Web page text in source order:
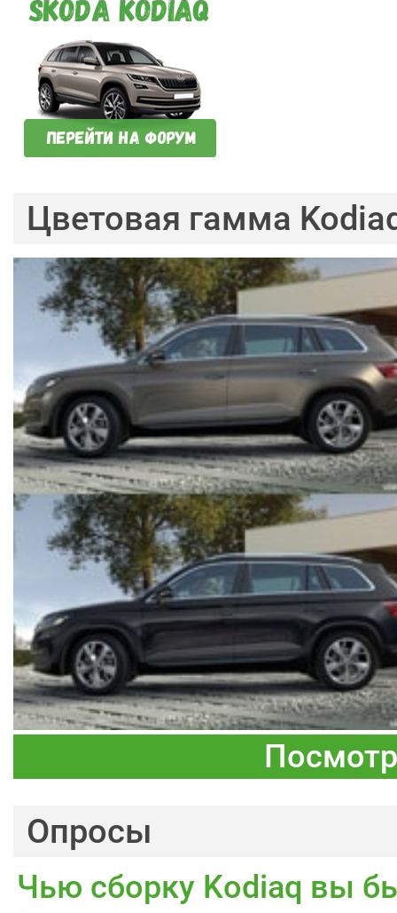
Цветовая гамма
Опросы
Чью сборку Kodiaq вы